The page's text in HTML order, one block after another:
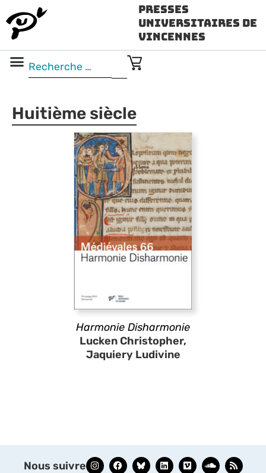
Presses
Universitaires de
Vincennes
Huitième siècle
Harmonie Disharmonie
Lucken Christopher,
Jaquiery Ludivine
Nous suivre